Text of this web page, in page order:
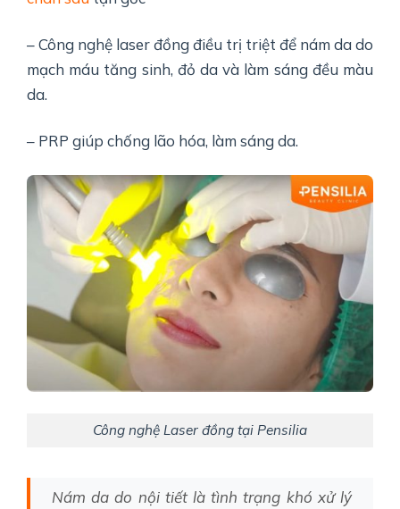
– Công nghệ laser đồng điều trị triệt để nám da do
mạch máu tăng sinh, đỏ da và làm sáng đều màu
da.
– PRP giúp chống lão hóa, làm sáng da.
Công nghệ Laser đồng tại Pensilia
Nám da do nội tiết là tình trạng khó xử lý